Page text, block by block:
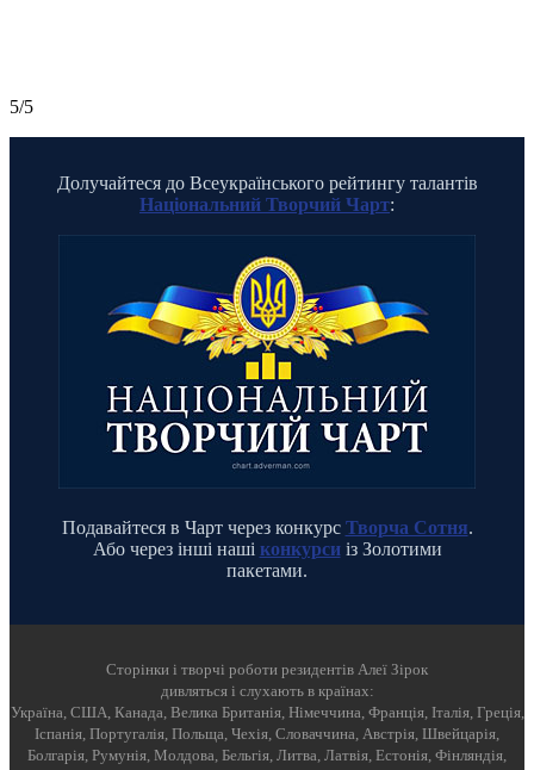
5/5
Долучайтеся до Всеукраїнського рейтингу талантів
Національний Творчий Чарт:
Подавайтеся в Чарт через конкурс Творча Сотня.
Або через інші наші конкурсиіз Золотими
пакетами.
Cторінки і творчі роботи резидентів Алеї Зірок
дивляться і слухають в країнах:
Україна, США, Канада, Велика Британія, Німеччина, Франція, Італія, Греція,
Іспанія, Португалія, Польща, Чехія, Словаччина, Австрія, Швейцарія,
Болгарія, Румунія, Молдова, Бельгія, Литва, Латвія, Естонія, Фінляндія,